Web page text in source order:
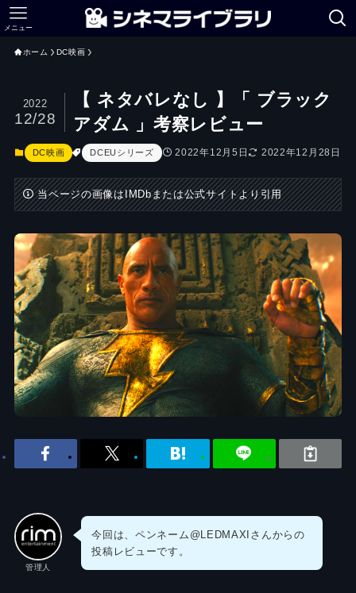
メニュー
ホーム DC映画
【 ネタバレなし 】「 ブラック
アダム 」考察レビュー
2022
12/28
DC映画 DCEUシリーズ 2022年12月5日 2022年12月28日
当ページの画像はIMDbまたは公式サイトより引用
管理人
今回は、ペンネーム@LEDMAXIさんからの
投稿レビューです。